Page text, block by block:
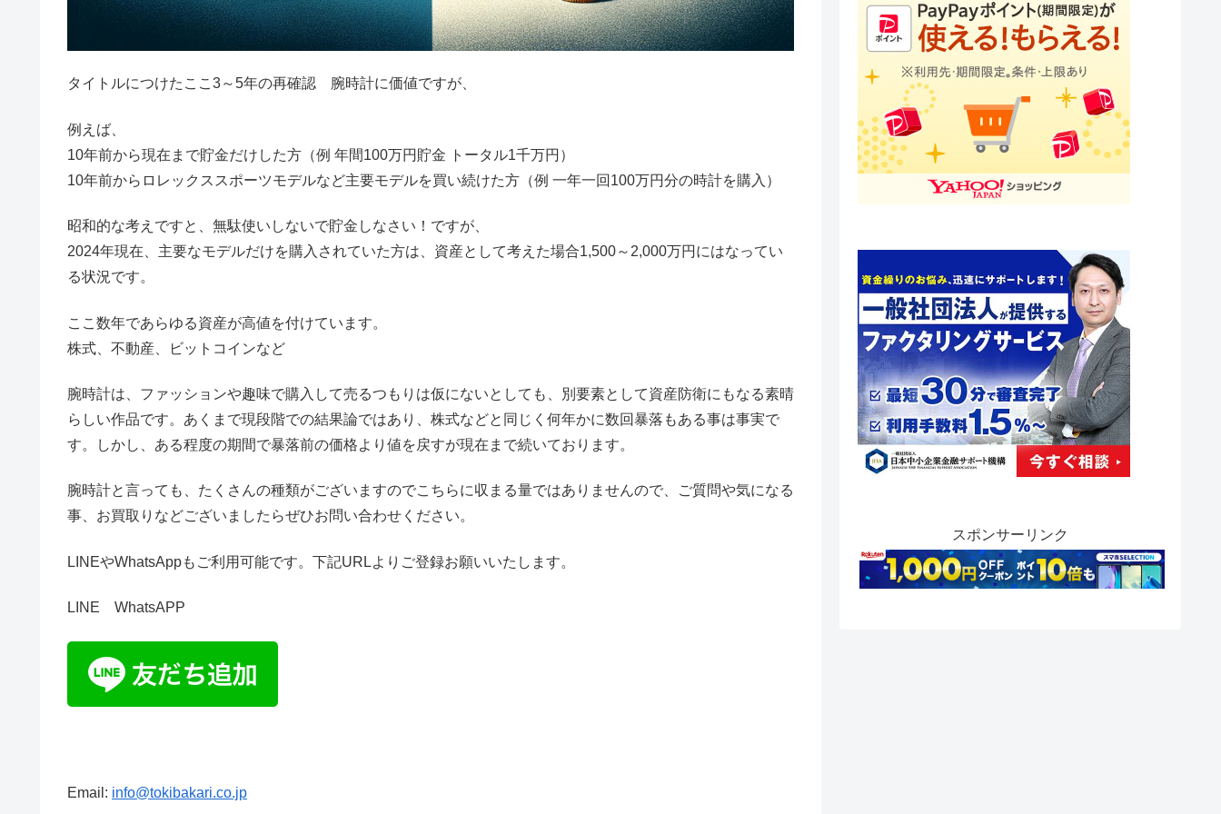
タイトルにつけたここ3～5年の再確認 腕時計に価値ですが、
例えば、
10年前から現在まで貯金だけした方（例 年間100万円貯金 トータル1千万円）
10年前からロレックススポーツモデルなど主要モデルを買い続けた方（例 一年一回100万円分の時計を購入）
昭和的な考えですと、無駄使いしないで貯金しなさい！ですが、
2024年現在、主要なモデルだけを購入されていた方は、資産として考えた場合1,500～2,000万円にはなってい
る状況です。
ここ数年であらゆる資産が高値を付けています。
株式、不動産、ビットコインなど
腕時計は、ファッションや趣味で購入して売るつもりは仮にないとしても、別要素として資産防衛にもなる素晴
らしい作品です。あくまで現段階での結果論ではあり、株式などと同じく何年かに数回暴落もある事は事実で
す。しかし、ある程度の期間で暴落前の価格より値を戻すが現在まで続いております。
腕時計と言っても、たくさんの種類がございますのでこちらに収まる量ではありませんので、ご質問や気になる
事、お買取りなどございましたらぜひお問い合わせください。
LINEやWhatsAppもご利用可能です。下記URLよりご登録お願いいたします。
LINE WhatsAPP
Email: info@tokibakari.co.jp
スポンサーリンク